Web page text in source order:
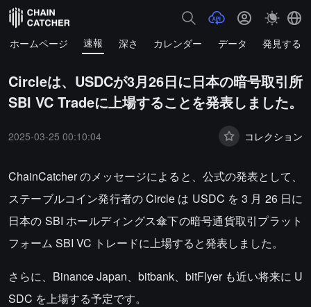
ホームページ 速報 深さ カレンダー データ 発見する
Circleは、USDCが3月26日に日本の暗号取引所
SBI VC Tradeに上場することを発表しました。
2025-03-25 00:10:04 コレクション
ChainCatcher のメッセージによると、公式の発表として、
ステーブルコイン発行者の Circle は USDC を 3 月 26 日に
日本の SBI ホールディングス傘下の暗号通貨取引プラット
フォーム SBI VC トレードに上場すると発表しました。
さらに、Binance Japan、bitbank、bitFlyer も近い将来に U
SDC を上場する予定です。